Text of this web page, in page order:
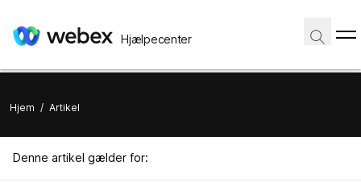
Hjælpecenter
Hjem / Artikel
Denne artikel gælder for: